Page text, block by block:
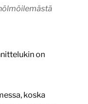
on
koska